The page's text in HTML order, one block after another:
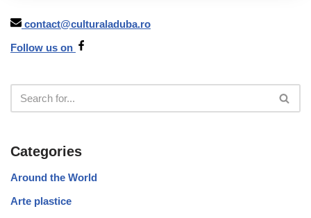
contact@culturaladuba.ro
Follow us on
Categories
Around the World
Arte plastice